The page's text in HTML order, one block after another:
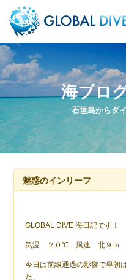
石垣島からダ
海ブロ
魅惑のインリーフ
GLOBAL DIVE 海日記です！
気温 ２０℃ 風速 北９ｍ
今日は前線通過の影響で早朝
た、